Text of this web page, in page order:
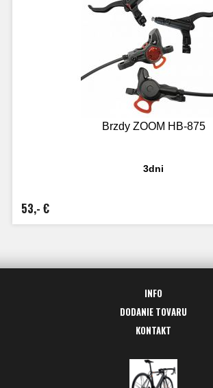
Brzdy ZOOM HB-875
3dni
53,- €
INFO
DODANIE TOVARU
KONTAKT